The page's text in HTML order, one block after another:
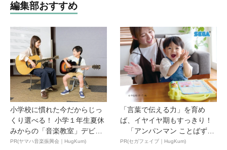
編集部おすすめ
小学校に慣れた今だからじっ
くり選べる！ 小学１年生夏休
みからの「音楽教室」デビ
ュ...
PR(ヤマハ音楽振興会｜HugKum)
「言葉で伝える力」を育め
ば、イヤイヤ期もすっきり！
「アンパンマン ことばずか
ん...
PR(セガフェイブ｜HugKum)